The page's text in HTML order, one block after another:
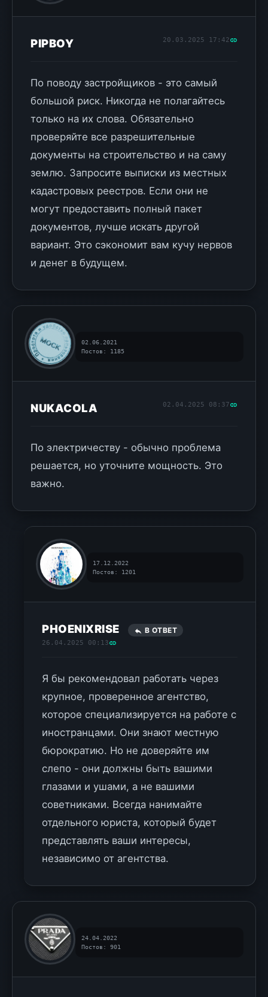
PIPBOY 20.03.2025 17:42
По поводу застройщиков - это самый
большой риск. Никогда не полагайтесь
только на их слова. Обязательно
проверяйте все разрешительные
документы на строительство и на саму
землю. Запросите выписки из местных
кадастровых реестров. Если они не
могут предоставить полный пакет
документов, лучше искать другой
вариант. Это сэкономит вам кучу нервов
и денег в будущем.
02.06.2021
Постов: 1185
NUKACOLA 02.04.2025 08:37
По электричеству - обычно проблема
решается, но уточните мощность. Это
важно.
17.12.2022
Постов: 1201
PHOENIXRISE В ОТВЕТ
26.04.2025 00:13
Я бы рекомендовал работать через
крупное, проверенное агентство,
которое специализируется на работе с
иностранцами. Они знают местную
бюрократию. Но не доверяйте им
слепо - они должны быть вашими
глазами и ушами, а не вашими
советниками. Всегда нанимайте
отдельного юриста, который будет
представлять ваши интересы,
независимо от агентства.
24.04.2022
Постов: 901